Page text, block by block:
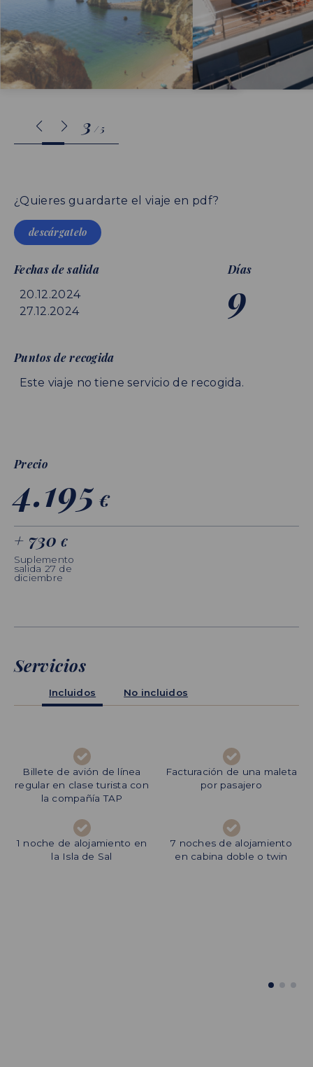
3 /5
¿Quieres guardarte el viaje en pdf?
descárgatelo
Fechas de salida
20.12.2024
27.12.2024
Puntos de recogida
Este viaje no tiene servicio de recogida.
Precio
4.195 €
Días
9
+ 730 €
Suplemento
salida 27 de
diciembre
Servicios
Incluidos No incluidos
Billete de avión de línea
regular en clase turista con
la compañía TAP
Facturación de una maleta
por pasajero
1 noche de alojamiento en
la Isla de Sal
7 noches de alojamiento
en cabina doble o twin
Bebidas no especificadas
Propinas (13 - 15€ por
pasajero y por día durante
Excursiones opcionales
Gastos de carácter
personal